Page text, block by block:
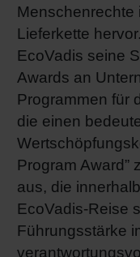
Menschenrechte
Lieferkette
EcoVadis seine
Awards an
Programmen für
die einen
Program Award”
aus, die
EcoVadis-Reise
Führungsstärke